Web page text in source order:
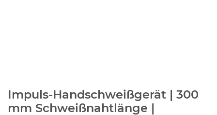
Impuls-Handschweißgerät | 300
mm Schweißnahtlänge |